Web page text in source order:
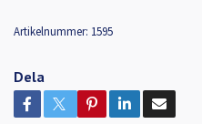
Artikelnummer: 1595
Dela